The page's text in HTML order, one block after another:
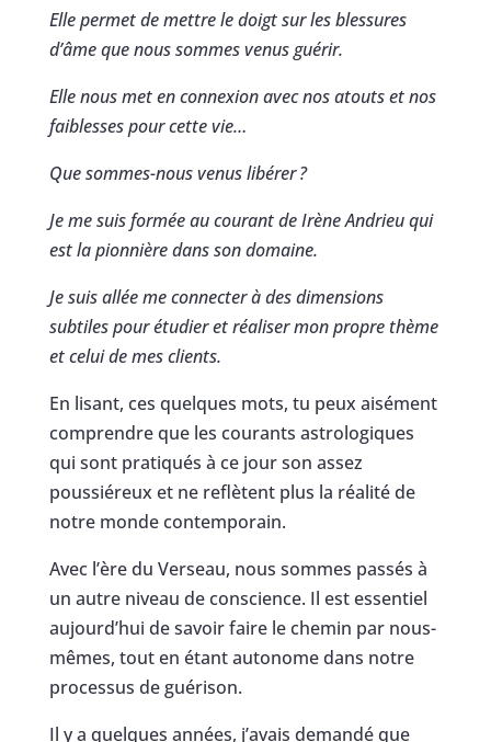
Elle permet de mettre le doigt sur les blessures
d’âme que nous sommes venus guérir.
Elle nous met en connexion avec nos atouts et nos
faiblesses pour cette vie…
Que sommes-nous venus libérer?
Je me suis formée au courant de Irène Andrieu qui
est la pionnière dans son domaine.
Je suis allée me connecter à des dimensions
subtiles pour étudier et réaliser mon propre thème
et celui de mes clients.
En lisant, ces quelques mots, tu peux aisément
comprendre que les courants astrologiques
qui sont pratiqués à ce jour son assez
poussiéreux et ne reflètent plus la réalité de
notre monde contemporain.
Avec l’ère du Verseau, nous sommes passés à
un autre niveau de conscience. Il est essentiel
aujourd’hui de savoir faire le chemin par nous-
mêmes, tout en étant autonome dans notre
processus de guérison.
Il y a quelques années, j’avais demandé que